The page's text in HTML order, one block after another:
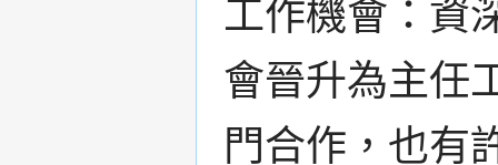
工作機會：資
會晉升為主任
門合作，也有